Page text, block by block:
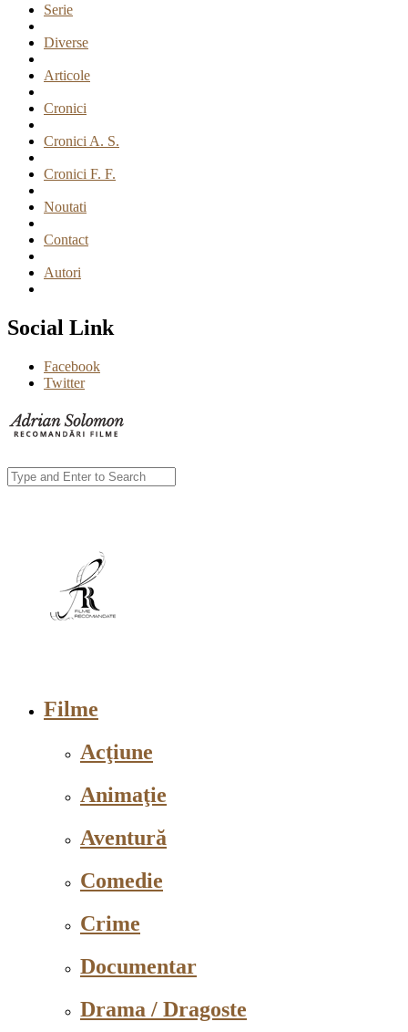
Serie
Diverse
Articole
Cronici
Cronici A. S.
Cronici F. F.
Noutati
Contact
Autori
Social Link
Facebook
Twitter
Filme
Acţiune
Animaţie
Aventură
Comedie
Crime
Documentar
Drama / Dragoste